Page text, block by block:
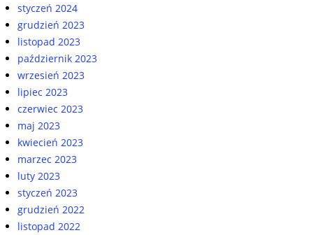
styczeń 2024
grudzień 2023
listopad 2023
październik 2023
wrzesień 2023
lipiec 2023
czerwiec 2023
maj 2023
kwiecień 2023
marzec 2023
luty 2023
styczeń 2023
grudzień 2022
listopad 2022